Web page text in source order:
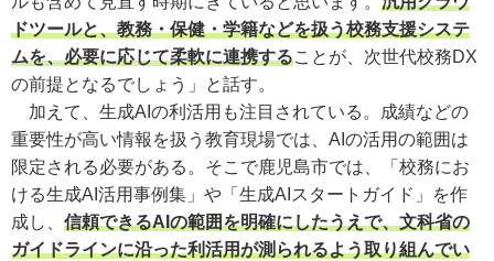
ドツールと、教務・保健・学籍などを扱う校務支援システ
ムを、必要に応じて柔軟に連携することが、次世代校務DX
の前提となるでしょう」と話す。
加えて、生成AIの利活用も注目されている。成績などの
重要性が高い情報を扱う教育現場では、AIの活用の範囲は
限定される必要がある。そこで鹿児島市では、「校務にお
ける生成AI活用事例集」や「生成AIスタートガイド」を作
成し、 信頼できるAIの範囲を明確にしたうえで、文科省の
ガイドラインに沿った利活用が測られるよう取り組んでい